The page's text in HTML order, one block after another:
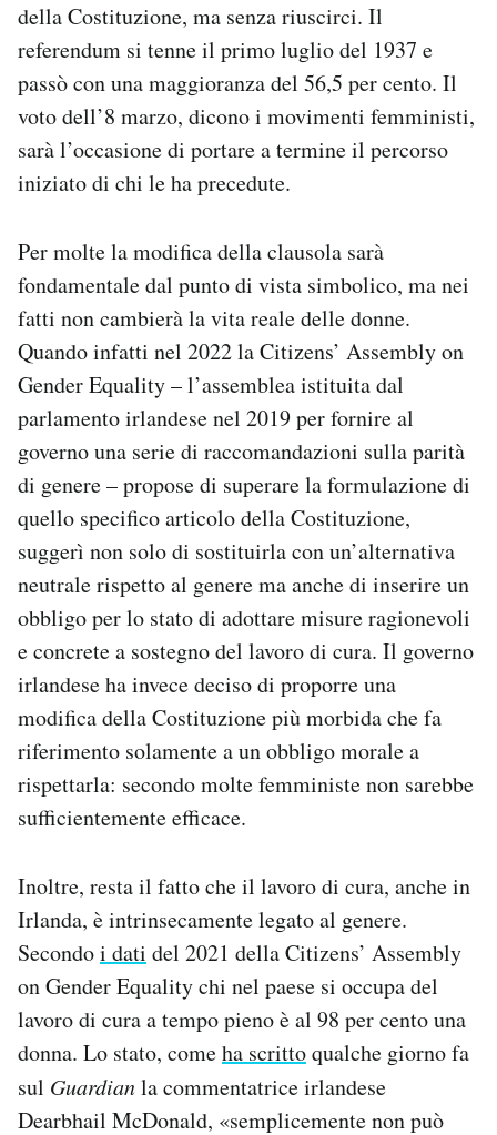
della Costituzione, ma senza riuscirci. Il
referendum si tenne il primo luglio del 1937 e
passò con una maggioranza del 56,5 per cento. Il
voto dell’8 marzo, dicono i movimenti femministi,
sarà l’occasione di portare a termine il percorso
iniziato di chi le ha precedute.
Per molte la modifica della clausola sarà
fondamentale dal punto di vista simbolico, ma nei
fatti non cambierà la vita reale delle donne.
Quando infatti nel 2022 la Citizens’ Assembly on
Gender Equality – l’assemblea istituita dal
parlamento irlandese nel 2019 per fornire al
governo una serie di raccomandazioni sulla parità
di genere – propose di superare la formulazione di
quello specifico articolo della Costituzione,
suggerì non solo di sostituirla con un’alternativa
neutrale rispetto al genere ma anche di inserire un
obbligo per lo stato di adottare misure ragionevoli
e concrete a sostegno del lavoro di cura. Il governo
irlandese ha invece deciso di proporre una
modifica della Costituzione più morbida che fa
riferimento solamente a un obbligo morale a
rispettarla: secondo molte femministe non sarebbe
sufficientemente efficace.
Inoltre, resta il fatto che il lavoro di cura, anche in
Irlanda, è intrinsecamente legato al genere.
Secondoi dati del 2021 della Citizens’ Assembly
on Gender Equality chi nel paese si occupa del
lavoro di cura a tempo pieno è al 98 per cento una
donna. Lo stato, comeha scrittoqualche giorno fa
sul Guardianla commentatrice irlandese
Dearbhail McDonald, «semplicemente non può